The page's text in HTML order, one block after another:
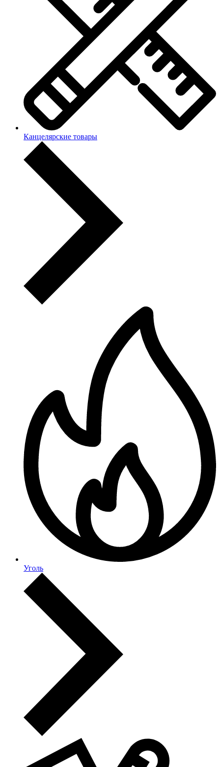
Канцелярские товары
Уголь